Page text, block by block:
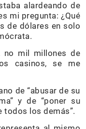
alardeando de
mi pregunta: ¿Qué
de dólares en solo
no mil millones de
casinos, se me
de “abusar de su
y de “poner su
todos los demás”.